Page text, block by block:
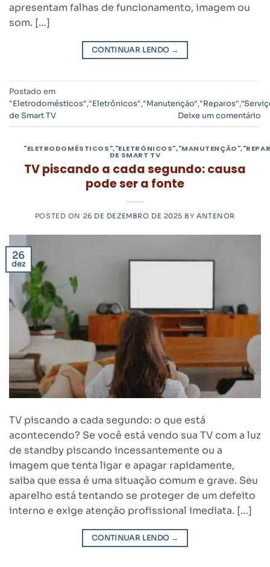
apresentam falhas de funcionamento, imagem ou
som. […]
CONTINUAR LENDO →
Postado em
"Eletrodomésticos","Eletrônicos","Manutenção","Reparos",
de Smart TV
Deixe um comentário
"ELETRODOMÉSTICOS","ELETRÔNICOS","MANUTENÇÃO",
DE SMART TV
TV piscando a cada segundo: causa
pode ser a fonte
POSTED ON 26 DE DEZEMBRO DE 2025 BYANTENOR
26
dez
TV piscando a cada segundo: o que está
acontecendo? Se você está vendo sua TV com a luz
de standby piscando incessantemente ou a
imagem que tenta ligar e apagar rapidamente,
saiba que essa é uma situação comum e grave. Seu
aparelho está tentando se proteger de um defeito
interno e exige atenção profissional imediata. […]
CONTINUAR LENDO →